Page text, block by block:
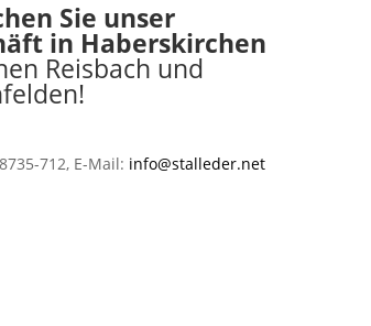
Sie unser
in Haberskirchen
Reisbach und
712, E-Mail: info@stalleder.net